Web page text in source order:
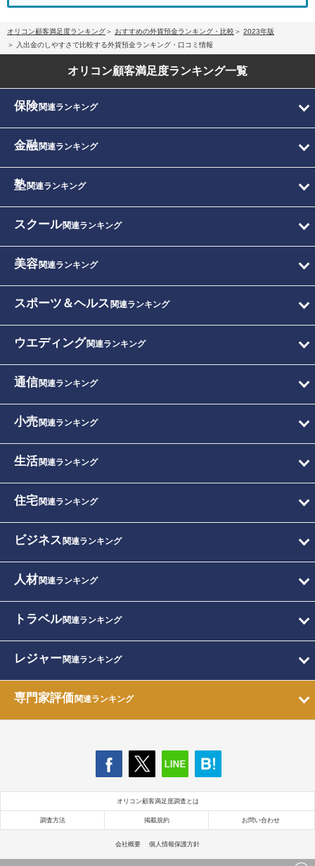
オリコン顧客満足度ランキング おすすめの外貨預金ランキング・比較
2023年版
入出金のしやすさで比較する外貨預金ランキング・口コミ情報
オリコン顧客満足度ランキング一覧
保険関連ランキング
金融関連ランキング
塾関連ランキング
スクール関連ランキング
美容関連ランキング
スポーツ＆ヘルス 関連ランキング
ウエディング関連ランキング
通信関連ランキング
小売関連ランキング
生活関連ランキング
住宅関連ランキング
ビジネス 関連ランキング
人材関連ランキング
トラベル関連ランキング
レジャー関連ランキング
専門家評価関連ランキング
オリコン顧客満足度調査とは
調査方法 掲載規約 お問い合わせ
会社概要 個人情報保護方針